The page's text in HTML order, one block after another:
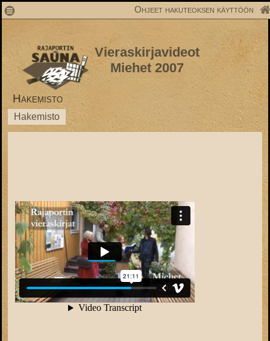
1 Ohjeet hakuteoksen käyttöön
Vieraskirjavideot
Miehet 2007
Hakemisto
Hakemisto